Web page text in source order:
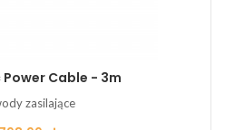
Power Cable - 3m
zasilające